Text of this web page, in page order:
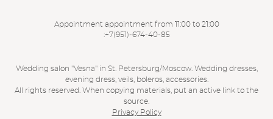
Appointment appointment from 11:00 to 21:00
:+7(951)-674-40-85
Wedding salon "Vesna" in St. Petersburg/Moscow. Wedding dresses,
evening dress, veils, boleros, accessories.
All rights reserved. When copying materials, put an active link to the
source.
Privacy Policy